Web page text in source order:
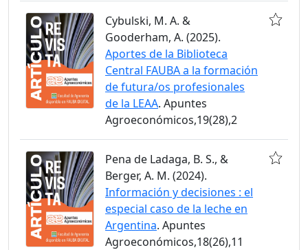
Cybulski, M. A. &
Gooderham, A. (2025).
Aportes de la Biblioteca
Central FAUBA a la formación
de futura/os profesionales
de la LEAA. Apuntes
Agroeconómicos,19(28),2
Pena de Ladaga, B. S., &
Berger, A. M. (2024).
Información y decisiones : el
especial caso de la leche en
Argentina. Apuntes
Agroeconómicos,18(26),11